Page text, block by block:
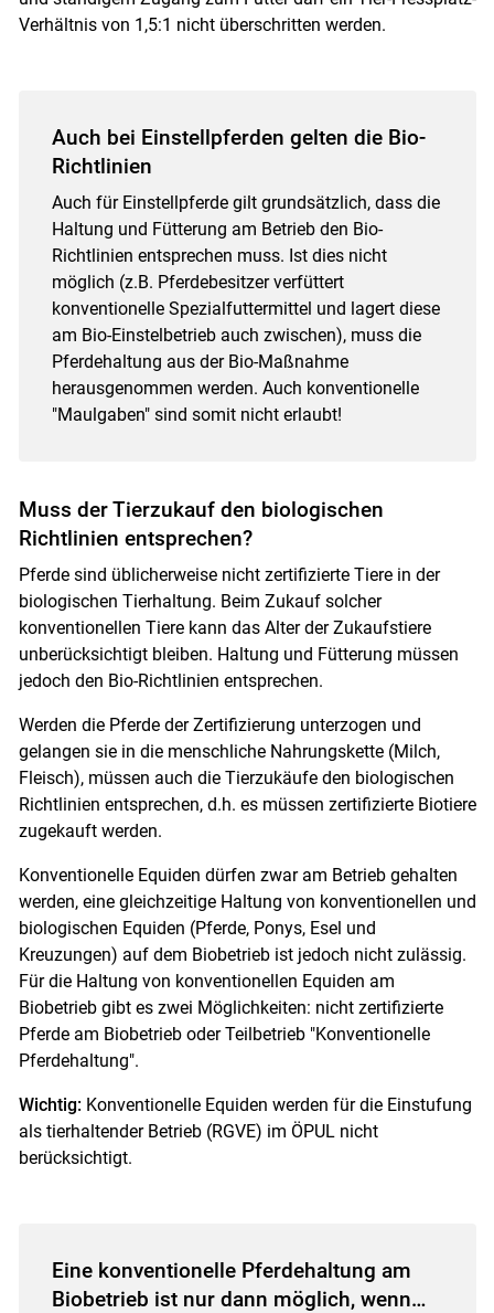
Verhältnis von 1,5:1 nicht überschritten werden.
Auch bei Einstellpferden gelten die Bio-
Richtlinien
Auch für Einstellpferde gilt grundsätzlich, dass die
Haltung und Fütterung am Betrieb den Bio-
Richtlinien entsprechen muss. Ist dies nicht
möglich (z.B. Pferdebesitzer verfüttert
konventionelle Spezialfuttermittel und lagert diese
am Bio-Einstelbetrieb auch zwischen), muss die
Pferdehaltung aus der Bio-Maßnahme
herausgenommen werden. Auch konventionelle
"Maulgaben" sind somit nicht erlaubt!
Muss der Tierzukauf den biologischen
Richtlinien entsprechen?
Pferde sind üblicherweise nicht zertifizierte Tiere in der
biologischen Tierhaltung. Beim Zukauf solcher
konventionellen Tiere kann das Alter der Zukaufstiere
unberücksichtigt bleiben. Haltung und Fütterung müssen
jedoch den Bio-Richtlinien entsprechen.
Werden die Pferde der Zertifizierung unterzogen und
gelangen sie in die menschliche Nahrungskette (Milch,
Fleisch), müssen auch die Tierzukäufe den biologischen
Richtlinien entsprechen, d.h. es müssen zertifizierte Biotiere
zugekauft werden.
Konventionelle Equiden dürfen zwar am Betrieb gehalten
werden, eine gleichzeitige Haltung von konventionellen und
biologischen Equiden (Pferde, Ponys, Esel und
Kreuzungen) auf dem Biobetrieb ist jedoch nicht zulässig.
Für die Haltung von konventionellen Equiden am
Biobetrieb gibt es zwei Möglichkeiten: nicht zertifizierte
Pferde am Biobetrieb oder Teilbetrieb "Konventionelle
Pferdehaltung".
Wichtig:Konventionelle Equiden werden für die Einstufung
als tierhaltender Betrieb (RGVE) im ÖPUL nicht
berücksichtigt.
Eine konventionelle Pferdehaltung am
Biobetrieb ist nur dann möglich, wenn…